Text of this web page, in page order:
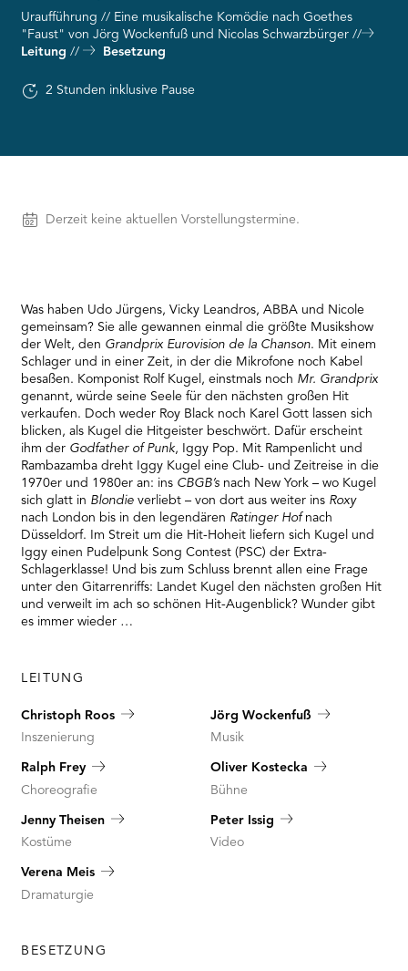
Uraufführung // Eine musikalische Komödie nach Goethes
"Faust" von Jörg Wockenfuß und Nicolas Schwarzbürger
Leitung
Besetzung
2 Stunden inklusive Pause
disclosed
to
the
The
to
site
with
this
content
to
the
list
of
technologies
used.
Powered
by
Usercentrics
Consent
Management
Platform
Vorstellungen
Derzeit keine aktuellen Vorstellungstermine.
Was haben Udo Jürgens, Vicky Leandros, ABBA und Nicole
gemeinsam? Sie alle gewannen einmal die größte Musikshow
der Welt, den Grandprix Eurovision de la Chanson. Mit einem
Schlager und in einer Zeit, in der die Mikrofone noch Kabel
besaßen. Komponist Rolf Kugel, einstmals noch Mr. Grandprix
genannt, würde seine Seele für den nächsten großen Hit
verkaufen. Doch weder Roy Black noch Karel Gott lassen sich
blicken, als Kugel die Hitgeister beschwört. Dafür erscheint
ihm der Godfather of Punk, Iggy Pop. Mit Rampenlicht und
Rambazamba dreht Iggy Kugel eine Club- und Zeitreise in die
1970er und 1980er an: ins CBGB’s nach New York – wo Kugel
sich glatt in Blondie verliebt – von dort aus weiter ins Roxy
nach London bis in den legendären Ratinger Hofnach
Düsseldorf. Im Streit um die Hit-Hoheit liefern sich Kugel und
Iggy einen Pudelpunk Song Contest (PSC) der Extra-
Schlagerklasse! Und bis zum Schluss brennt allen eine Frage
unter den Gitarrenriffs: Landet Kugel den nächsten großen Hit
und verweilt im ach so schönen Hit-Augenblick? Wunder gibt
es immer wieder …
LEITUNG
Christoph Roos
Inszenierung
Jörg Wockenfuß
Musik
Ralph Frey
Choreografie
Oliver Kostecka
Bühne
Jenny Theisen
Kostüme
Peter Issig
Video
Verena Meis
Dramaturgie
BESETZUNG